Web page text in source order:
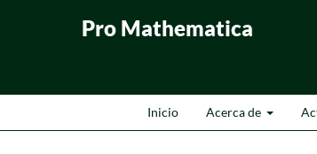
Pro Mathematica
Inicio Acerca de